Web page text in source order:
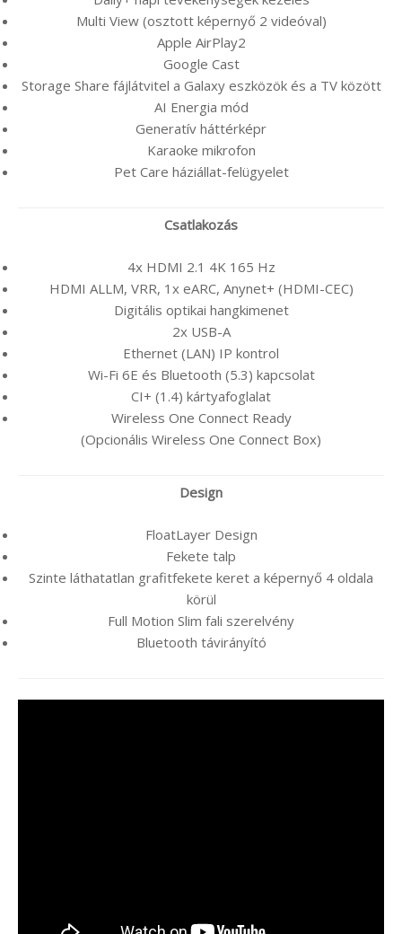
Multi View (osztott képernyő 2 videóval)
Apple AirPlay2
Google Cast
Storage Share fájlátvitel a Galaxy eszközök és a TV között
AI Energia mód
Generatív háttérképr
Karaoke mikrofon
Pet Care háziállat-felügyelet
Csatlakozás
4x HDMI 2.1 4K 165 Hz
HDMI ALLM, VRR, 1x eARC, Anynet+ (HDMI-CEC)
Digitális optikai hangkimenet
2x USB-A
Ethernet (LAN) IP kontrol
Wi-Fi 6E és Bluetooth (5.3) kapcsolat
CI+ (1.4) kártyafoglalat
Wireless One Connect Ready
(Opcionális Wireless One Connect Box)
Design
FloatLayer Design
Fekete talp
Szinte láthatatlan grafitfekete keret a képernyő 4 oldala
körül
Full Motion Slim fali szerelvény
Bluetooth távirányító